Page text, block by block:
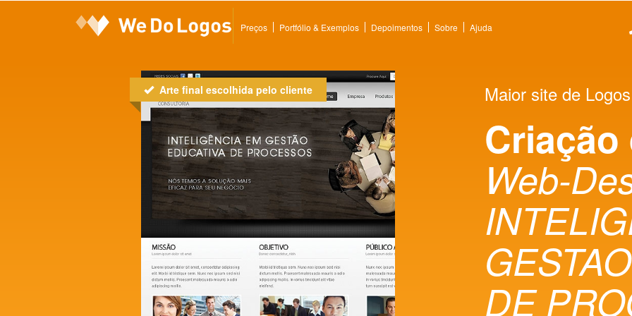
Preços Portfólio & Exemplos Depoimentos Sobre Ajuda
Arte final escolhida pelo cliente Maior site de
Criação
Web-
DE